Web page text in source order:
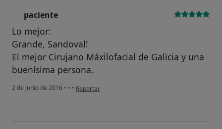
paciente
Lo mejor:
Grande, Sandoval!
El mejor Cirujano Máxilofacial de Galicia y una
buenísima persona.
2 de junio de 2016 • • • en opinión del usuario paciente
Reportar